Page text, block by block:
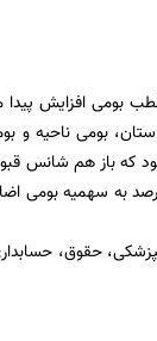
بومی افزایش
به سهمیه بومی استان، بومی ناحیه
می شود که باز هم شانس
اما در 13 رشته 60 درصد سهمیه بومی داریم و 40 درصد آزاد که اگر سهمیه ایثارگران پر نشود 50 درصد به
حقوق،